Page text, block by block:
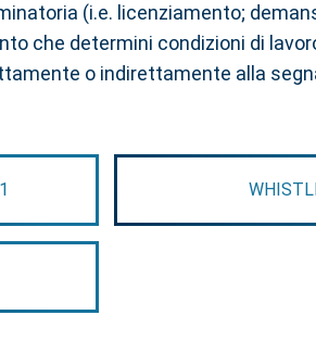
(i.e. licenziamento;
che determini condizioni di
o indirettamente alla